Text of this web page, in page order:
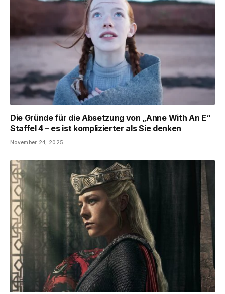
Die Gründe für die Absetzung von „Anne With An E“
Staffel 4 – es ist komplizierter als Sie denken
November 24, 2025